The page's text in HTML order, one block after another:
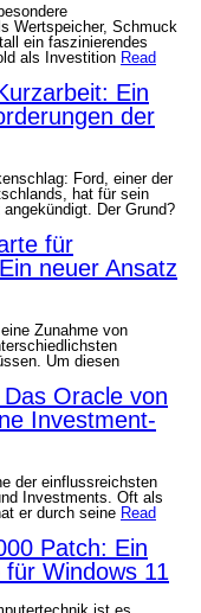
Wertspeicher, Schmuck
ein faszinierendes
als Investition Read
Ein
der
Ford, einer der
hat für sein
Der Grund?
für
neuer Ansatz
Zunahme von
Um diesen
Oracle von
Investment-
der einflussreichsten
Investments. Oft als
er durch seine Read
Patch: Ein
Windows 11
ist es